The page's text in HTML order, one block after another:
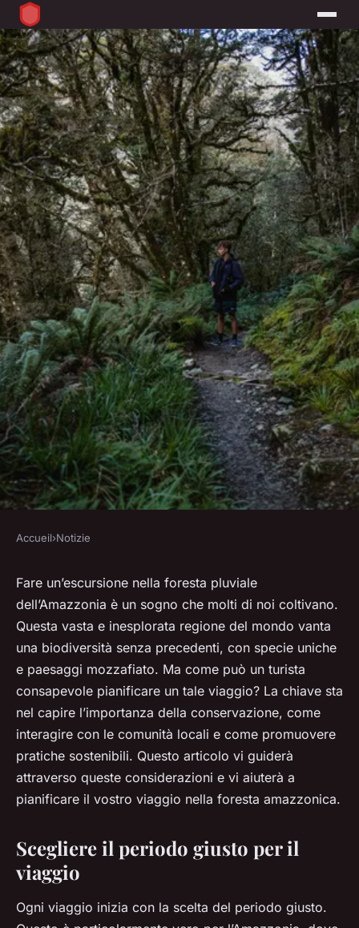
Come pianificare
un'escursione ecoturistica
nella foresta pluviale per
turisti consapevoli?
Accueil›Notizie
Fare un’escursione nella foresta pluviale
dell’Amazzonia è un sogno che molti di noi coltivano.
Questa vasta e inesplorata regione del mondo vanta
una biodiversità senza precedenti, con specie uniche
e paesaggi mozzafiato. Ma come può un turista
consapevole pianificare un tale viaggio? La chiave sta
nel capire l’importanza della conservazione, come
interagire con le comunità locali e come promuovere
pratiche sostenibili. Questo articolo vi guiderà
attraverso queste considerazioni e vi aiuterà a
pianificare il vostro viaggio nella foresta amazzonica.
Scegliere il periodo giusto per il
viaggio
Ogni viaggio inizia con la scelta del periodo giusto.